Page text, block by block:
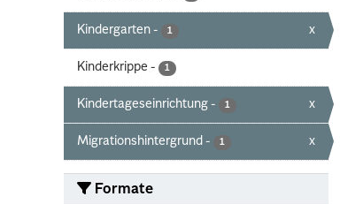
Kindergarten - 1 x
Kinderkrippe - 1
Kindertageseinrichtung - 1 x
Migrationshintergrund - 1 x
Formate